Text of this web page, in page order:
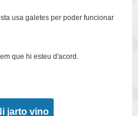
usa galetes per poder funcionar
que hi esteu d'acord.
jarto vino